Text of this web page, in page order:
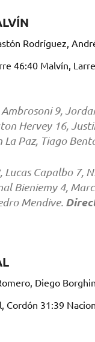
Rodríguez,
46:40 Malvín,
9,
Hervey 16,
Paz, Tiago
Lucas Capalbo 7,
Bieniemy 4,
Mendive.
Diego
Cordón 31:39